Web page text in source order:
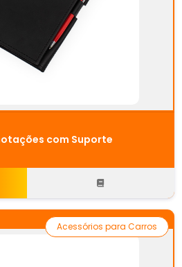
com Suporte
Acessórios para Carros